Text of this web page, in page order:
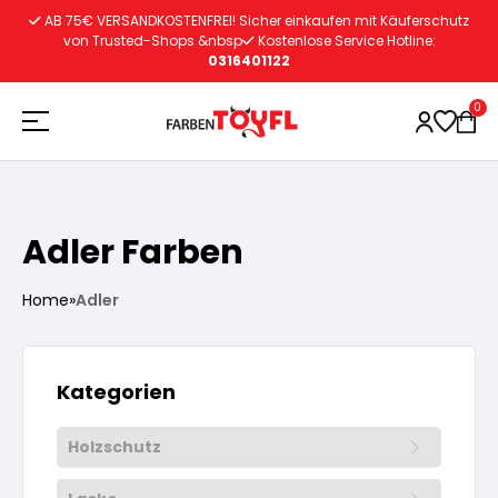
Vorbereitung
Lösemittelhältige Grundierung
Lacke
Wasserlösliche Grundierung
Vorbereitung
Innenfarben
AB 75€ VERSANDKOSTENFREI! Sicher einkaufen mit Käuferschutz
von Trusted-Shops &nbsp
Kostenlose Service Hotline:
0316401122
0
Adler Farben
Home»Adler
Kategorien
Holzschutz